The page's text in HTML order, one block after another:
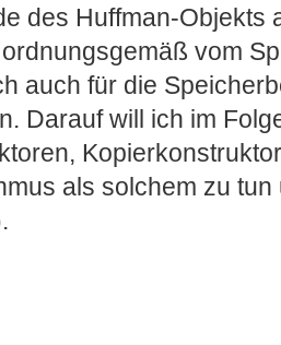
des Huffman-Objekts
vom
auch für die
Darauf will ich im
als solchem zu